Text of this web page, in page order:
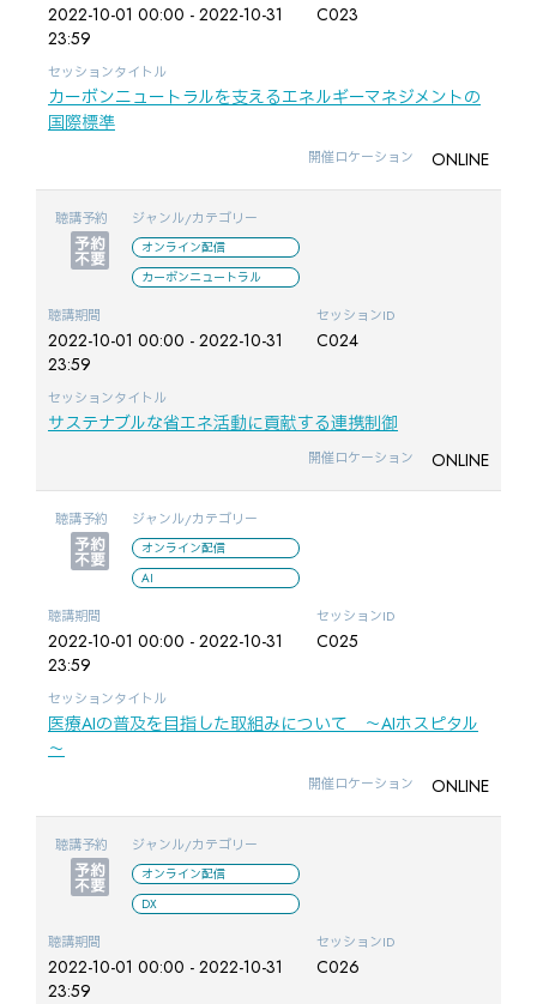
2022-10-01 00:00 - 2022-10-31
23:59
C023
セッションタイトル
カーボンニュートラルを支えるエネルギーマネジメントの
国際標準
開催ロケーション ONLINE
聴講予約 ジャンル/カテゴリー
オンライン配信
カーボンニュートラル
聴講期間
2022-10-01 00:00 - 2022-10-31
23:59
セッションID
C024
セッションタイトル
サステナブルな省エネ活動に貢献する連携制御
開催ロケーション ONLINE
聴講予約 ジャンル/カテゴリー
オンライン配信
AI
聴講期間
2022-10-01 00:00 - 2022-10-31
23:59
セッションID
C025
セッションタイトル
医療AIの普及を目指した取組みについて ～AIホスピタル
～
開催ロケーション ONLINE
聴講予約 ジャンル/カテゴリー
オンライン配信
DX
聴講期間
2022-10-01 00:00 - 2022-10-31
23:59
セッションID
C026